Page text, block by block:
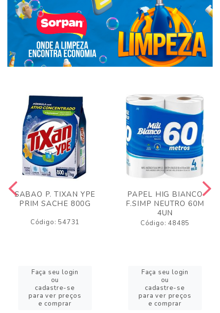
SABAO P. TIXAN YPE
PRIM SACHE 800G
Código: 54731
Faça seu login
ou
cadastre-se
para ver preços
e comprar
PAPEL HIG BIANCO
F.SIMP NEUTRO 60M
4UN
Código: 48485
Faça seu login
ou
cadastre-se
para ver preços
e comprar